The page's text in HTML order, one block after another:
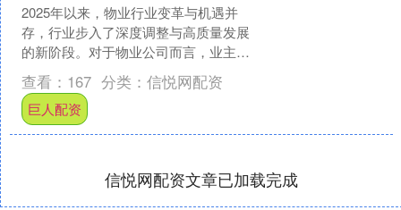
2025年以来，物业行业变革与机遇并
存，行业步入了深度调整与高质量发展
的新阶段。对于物业公司而言，业主信
任既是生存之本，更是增长之基唯有凭
借优质服务赢得业主深度....
查看： 167 分类： 信悦网配资
巨人配资
信悦网配资文章已加载完成